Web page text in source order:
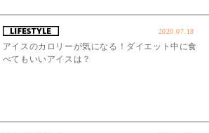
2020.07.18
アイスのカロリーが気になる！ダイエット中に食
べてもいいアイスは？